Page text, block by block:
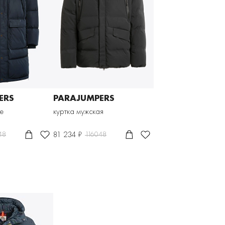
PARAJUMPERS
куртка мужская
81 234 ₽ 116048